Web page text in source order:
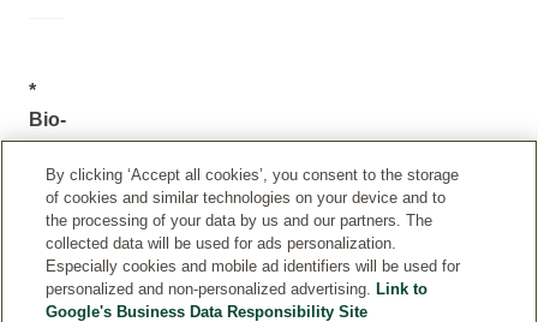
*
Bio-
Qualität
Die
INCI-
Deklarationen
der
Weleda-
By clicking ‘Accept all cookies’, you consent to the storage
of cookies and similar technologies on your device and to
the processing of your data by us and our partners. The
collected data will be used for ads personalization.
Especially cookies and mobile ad identifiers will be used for
personalized and non-personalized advertising. Link to
Google's Business Data Responsibility Site